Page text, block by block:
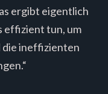
ergibt eigentlich
effizient tun, um
die ineffizienten